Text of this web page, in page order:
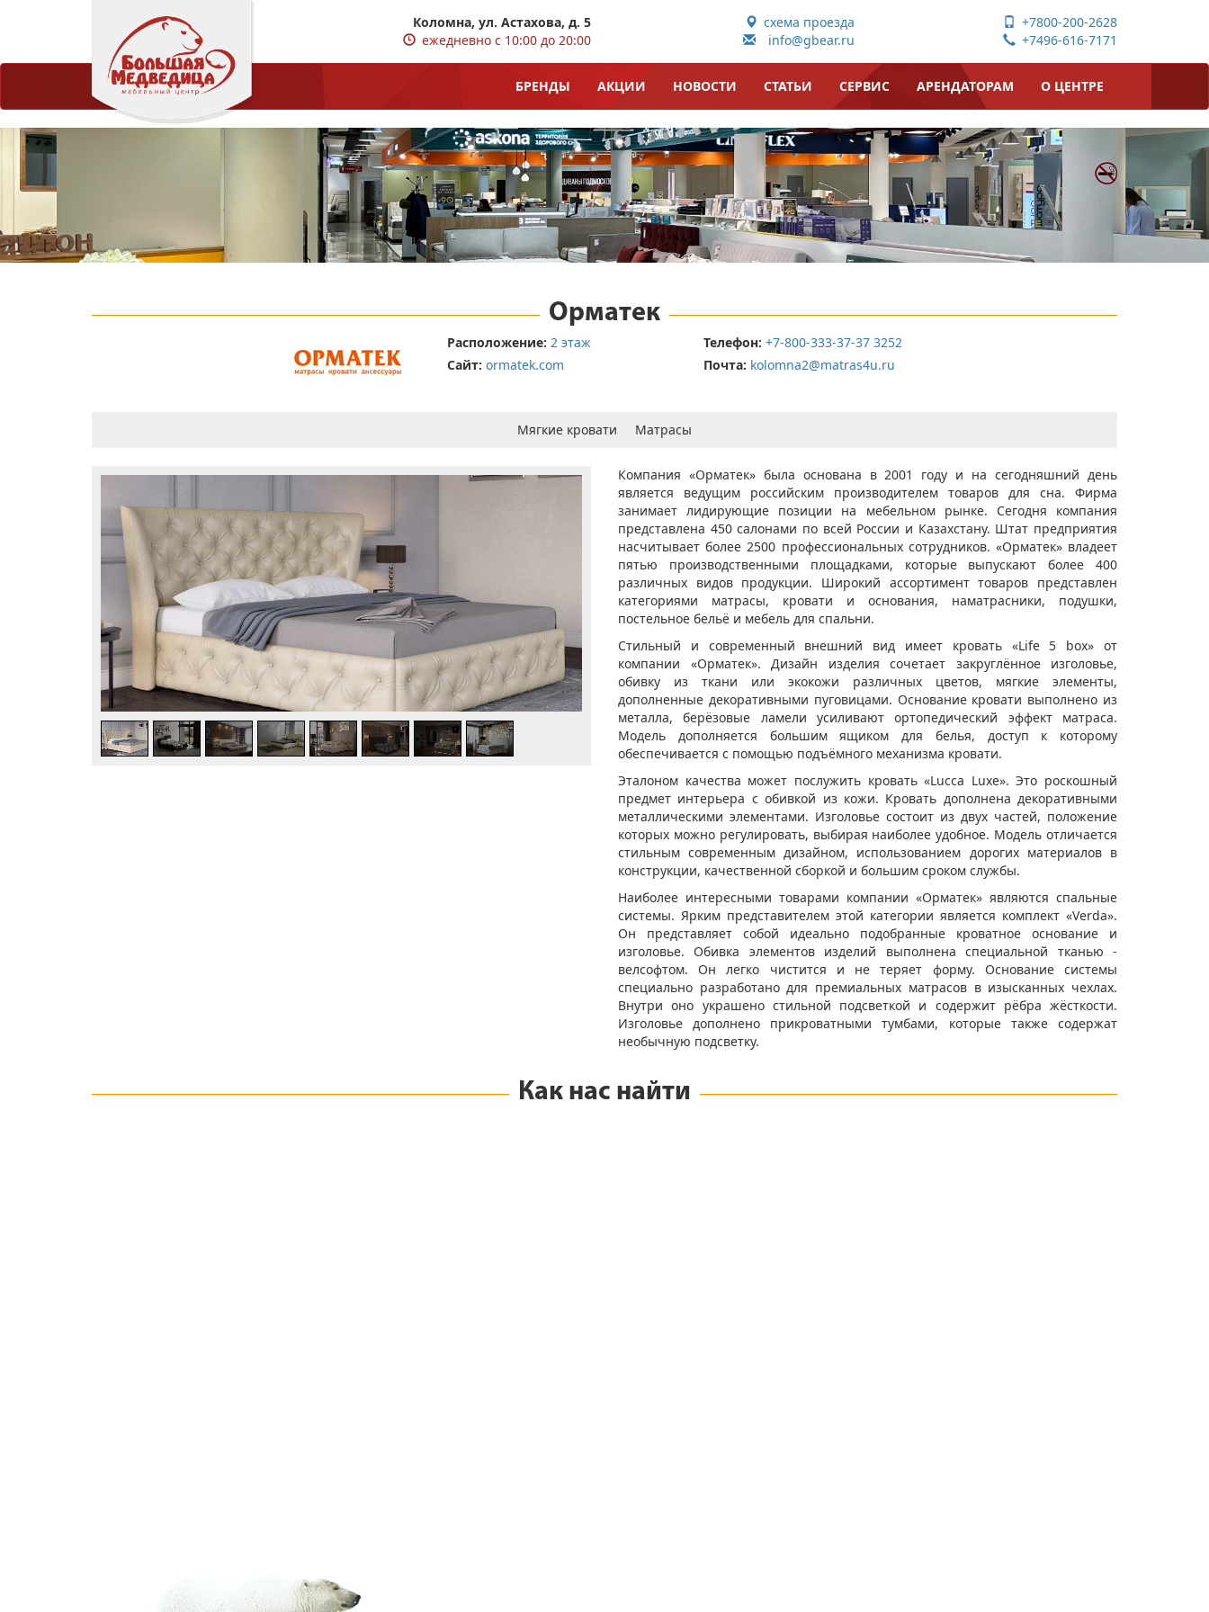
Коломна, ул. Астахова, д. 5
ежедневно с 10:00 до 20:00
схема проезда
info@gbear.ru
+7800-200-2628
+7496-616-7171
БРЕНДЫ АКЦИИ НОВОСТИ СТАТЬИ СЕРВИС АРЕНДАТОРАМ О ЦЕНТРЕ
Орматек
Расположение: 2 этаж
Сайт: ormatek.com
Телефон: +7-800-333-37-37 3252
Почта: kolomna2@matras4u.ru
Мягкие кровати Матрасы
Компания «Орматек» была основана в 2001 году и на сегодняшний день
является ведущим российским производителем товаров для сна. Фирма
занимает лидирующие позиции на мебельном рынке. Сегодня компания
представлена 450 салонами по всей России и Казахстану. Штат предприятия
насчитывает более 2500 профессиональных сотрудников. «Орматек» владеет
пятью производственными площадками, которые выпускают более 400
различных видов продукции. Широкий ассортимент товаров представлен
категориями матрасы, кровати и основания, наматрасники, подушки,
постельное бельё и мебель для спальни.
Стильный и современный внешний вид имеет кровать «Life 5 box» от
компании «Орматек». Дизайн изделия сочетает закруглённое изголовье,
обивку из ткани или экокожи различных цветов, мягкие элементы,
дополненные декоративными пуговицами. Основание кровати выполнено из
металла, берёзовые ламели усиливают ортопедический эффект матраса.
Модель дополняется большим ящиком для белья, доступ к которому
обеспечивается с помощью подъёмного механизма кровати.
Эталоном качества может послужить кровать «Lucca Luxe». Это роскошный
предмет интерьера с обивкой из кожи. Кровать дополнена декоративными
металлическими элементами. Изголовье состоит из двух частей, положение
которых можно регулировать, выбирая наиболее удобное. Модель отличается
стильным современным дизайном, использованием дорогих материалов в
конструкции, качественной сборкой и большим сроком службы.
Наиболее интересными товарами компании «Орматек» являются спальные
системы. Ярким представителем этой категории является комплект «Verda».
Он представляет собой идеально подобранные кроватное основание и
изголовье. Обивка элементов изделий выполнена специальной тканью -
велсофтом. Он легко чистится и не теряет форму. Основание системы
специально разработано для премиальных матрасов в изысканных чехлах.
Внутри оно украшено стильной подсветкой и содержит рёбра жёсткости.
Изголовье дополнено прикроватными тумбами, которые также содержат
необычную подсветку.
Как нас найти